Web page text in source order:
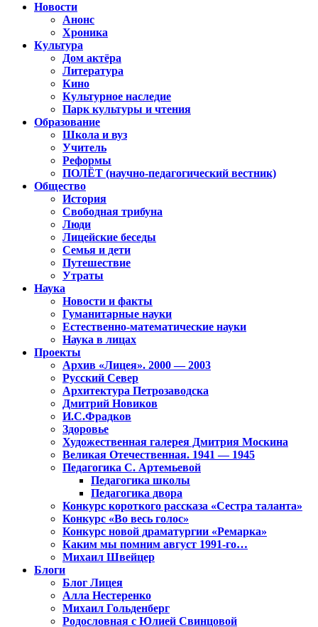
Новости
Анонс
Хроника
Культура
Дом актёра
Литература
Кино
Культурное наследие
Парк культуры и чтения
Образование
Школа и вуз
Учитель
Реформы
ПОЛЁТ (научно-педагогический вестник)
Общество
История
Свободная трибуна
Люди
Лицейские беседы
Семья и дети
Путешествие
Утраты
Наука
Новости и факты
Гуманитарные науки
Естественно-математические науки
Наука в лицах
Проекты
Архив «Лицея». 2000 — 2003
Русский Север
Архитектура Петрозаводска
Дмитрий Новиков
И.С.Фрадков
Здоровье
Художественная галерея Дмитрия Москина
Великая Отечественная. 1941 — 1945
Педагогика С. Артемьевой
Педагогика школы
Педагогика двора
Конкурс короткого рассказа «Сестра таланта»
Конкурс «Во весь голос»
Конкурс новой драматургии «Ремарка»
Каким мы помним август 1991-го…
Михаил Швейцер
Блоги
Блог Лицея
Алла Нестеренко
Михаил Гольденберг
Родословная с Юлией Свинцовой